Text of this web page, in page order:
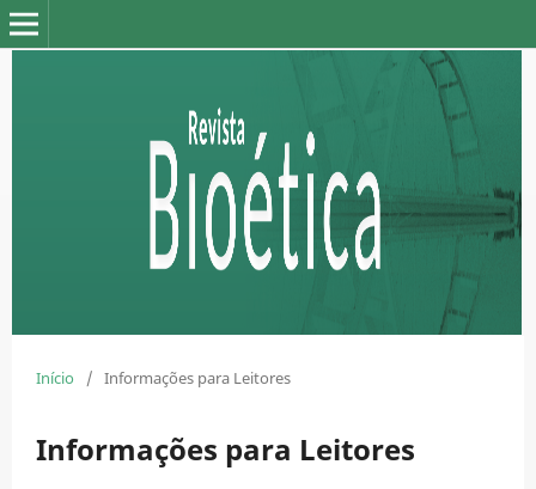
Início / Informações para Leitores
Informações para Leitores